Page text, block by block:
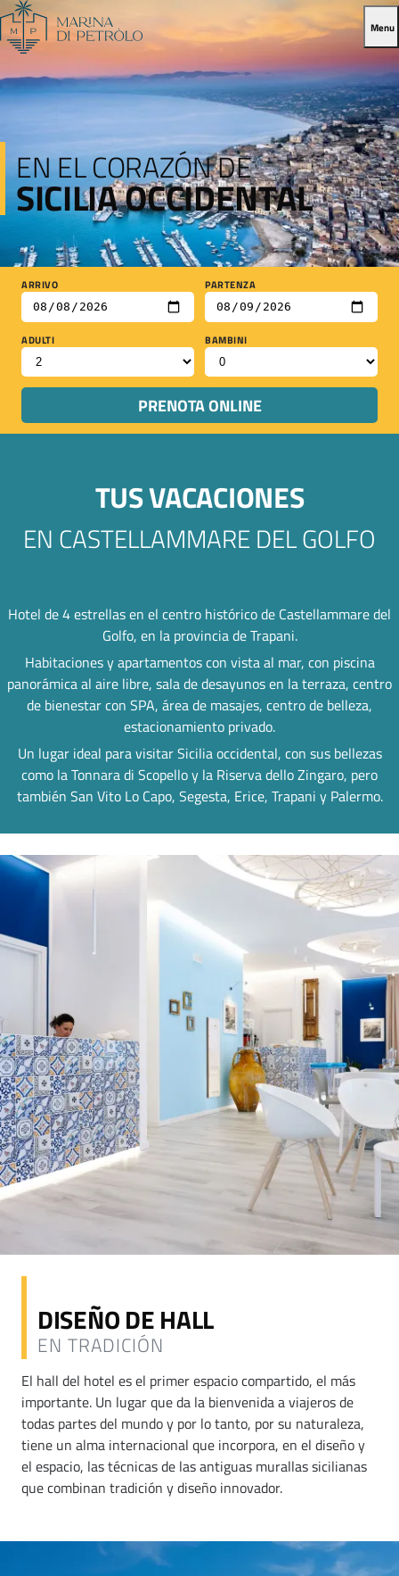
Menu
EN EL CORAZÓN DE
SICILIA OCCIDENTAL
ARRIVO PARTENZA
ADULTI BAMBINI
PRENOTA ONLINE
TUS VACACIONES
EN CASTELLAMMARE DEL GOLFO
Hotel de 4 estrellas en el centro histórico de Castellammare del
Golfo, en la provincia de Trapani.
Habitaciones y apartamentos con vista al mar, con piscina
panorámica al aire libre, sala de desayunos en la terraza, centro
de bienestar con SPA, área de masajes, centro de belleza,
estacionamiento privado.
Un lugar ideal para visitar Sicilia occidental, con sus bellezas
como la Tonnara di Scopello y la Riserva dello Zingaro, pero
también San Vito Lo Capo, Segesta, Erice, Trapani y Palermo.
DISEÑO DE HALL
EN TRADICIÓN
El hall del hotel es el primer espacio compartido, el más
importante. Un lugar que da la bienvenida a viajeros de
todas partes del mundo y por lo tanto, por su naturaleza,
tiene un alma internacional que incorpora, en el diseño y
el espacio, las técnicas de las antiguas murallas sicilianas
que combinan tradición y diseño innovador.